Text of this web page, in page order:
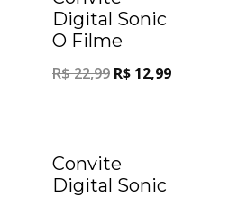
Digital Sonic
O Filme
R$22,99 R$ 12,99
Convite
Digital Sonic